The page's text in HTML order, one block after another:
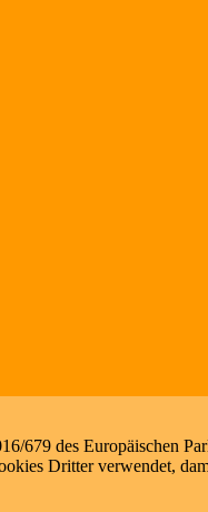
679 des Europäischen
Dritter verwendet,